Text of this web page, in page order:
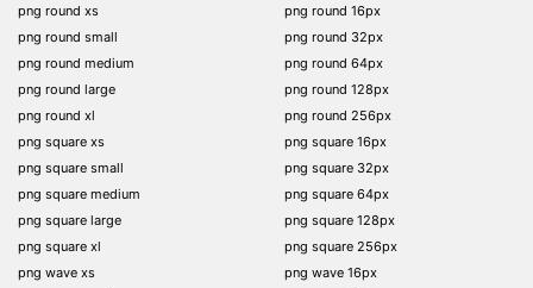
png round xs
png round small
png round medium
png round large
png round xl
png square xs
png square small
png square medium
png square large
png square xl
png wave xs
png round 16px
png round 32px
png round 64px
png round 128px
png round 256px
png square 16px
png square 32px
png square 64px
png square 128px
png square 256px
png wave 16px